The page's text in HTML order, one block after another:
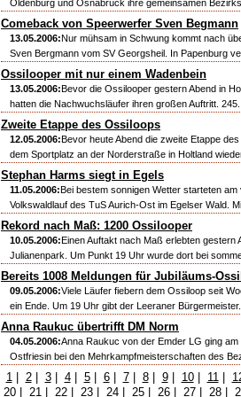
Oldenburg und Osnabrück ihre gemeinsamen
Comeback von Speerwerfer Sven Begmann
13.05.2006:Nur mühsam in Schwung kommt nach
Sven Bergmann vom SV Georgsheil. In Papenburg
Ossilooper mit nur einem Wadenbein
13.05.2006:Bevor die Ossilooper gestern Abend in
hatten die Nachwuchsläufer ihren großen Auftritt. 245...
Zweite Etappe des Ossiloops
12.05.2006:Bevor heute Abend die zweite Etappe
dem Sportplatz an der Norderstraße in Holtland
Stephan Harms siegt in Egels
11.05.2006:Bei bestem sonnigen Wetter starteten am
Volkswaldlauf des TuS Aurich-Ost im Egelser Wald.
Rekord nach Maß: 1200 Ossilooper
10.05.2006:Einen Auftakt nach Maß erlebten gestern
Julianenpark. Um Punkt 19 Uhr wurde dort bei
Bereits 1008 Meldungen für Jubiläums-
09.05.2006:Viele Läufer fiebern dem Ossiloop seit
ein Ende. Um 19 Uhr gibt der Leeraner Bürgermeister...
Anna Raukuc übertrifft DM Norm
04.05.2006:Anna Raukuc von der Emder LG ging
Ostfriesin bei den Mehrkampfmeisterschaften des
1| 2| 3| 4| 5| 6| 7| 8| 9| 10| 11|
20| 21| 22| 23| 24| 25| 26| 27| 28|